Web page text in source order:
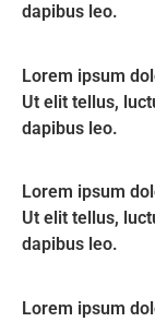
dapibus leo.
Lorem ipsum
Ut elit tellus,
dapibus leo.
Lorem ipsum
Ut elit tellus,
dapibus leo.
Lorem ipsum